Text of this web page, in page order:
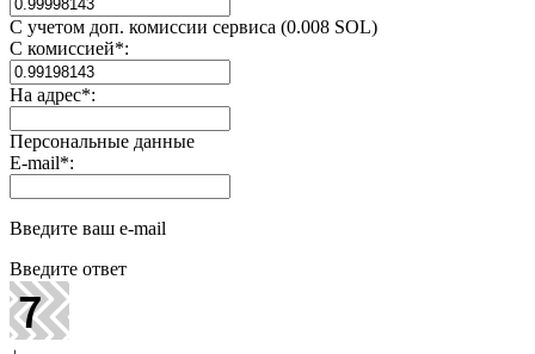
С учетом доп. комиссии сервиса (0.008 SOL)
С комиссией*:
На адрес*:
Персональные данные
E-mail*:
Введите ваш e-mail
Введите ответ